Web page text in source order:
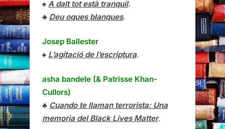
♠ A dalt tot està tranquil.
♣ Deu oques blanques.
Josep Ballester
♠ L’agitació de l’escriptura.
asha bandele (& Patrisse Khan-
Cullors)
♣ Cuando te llaman terrorista: Una
memoria del Black Lives Matter.